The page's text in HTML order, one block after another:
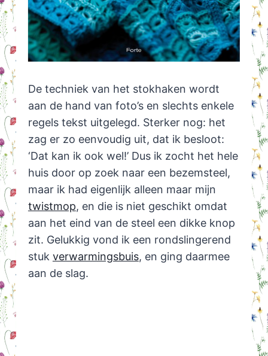
De techniek van het stokhaken wordt
aan de hand van foto’s en slechts enkele
regels tekst uitgelegd. Sterker nog: het
zag er zo eenvoudig uit, dat ik besloot:
‘Dat kan ik ook wel!’ Dus ik zocht het hele
huis door op zoek naar een bezemsteel,
maar ik had eigenlijk alleen maar mijn
twistmop, en die is niet geschikt omdat
aan het eind van de steel een dikke knop
zit. Gelukkig vond ik een rondslingerend
stuk verwarmingsbuis, en ging daarmee
aan de slag.